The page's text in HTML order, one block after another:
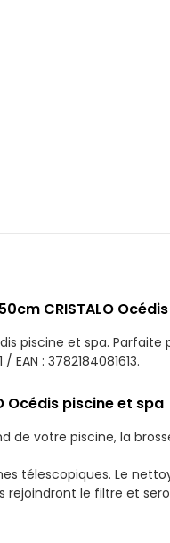
CRISTALO
piscine et spa.
: 3782184081613.
Océdis piscine et spa
de votre piscine, la
télescopiques. Le
le filtre et